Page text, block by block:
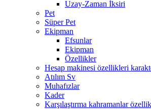
Uzay-Zaman İksiri
Pet
Süper Pet
Ekipman
Efsunlar
Ekipman
Özellikler
Hesap makinesi özellikleri
Atılım Sv
Muhafızlar
Kader
Karşılaştırma kahramanlar